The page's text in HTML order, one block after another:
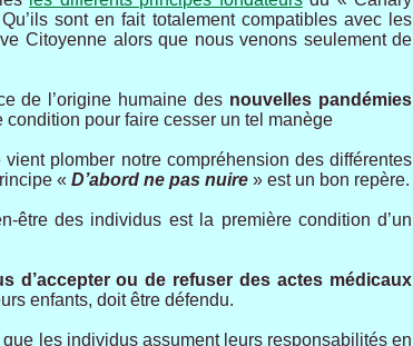
sont en fait totalement compatibles avec les
Citoyenne alors que nous venons seulement de
de l’origine humaine des nouvelles pandémies
condition pour faire cesser un tel manège
plomber notre compréhension des différentes
« D’abord ne pas nuire» est un bon repère.
être des individus est la première condition d’un
d’accepter ou de refuser des actes médicaux
enfants, doit être défendu.
les individus assument leurs responsabilités en